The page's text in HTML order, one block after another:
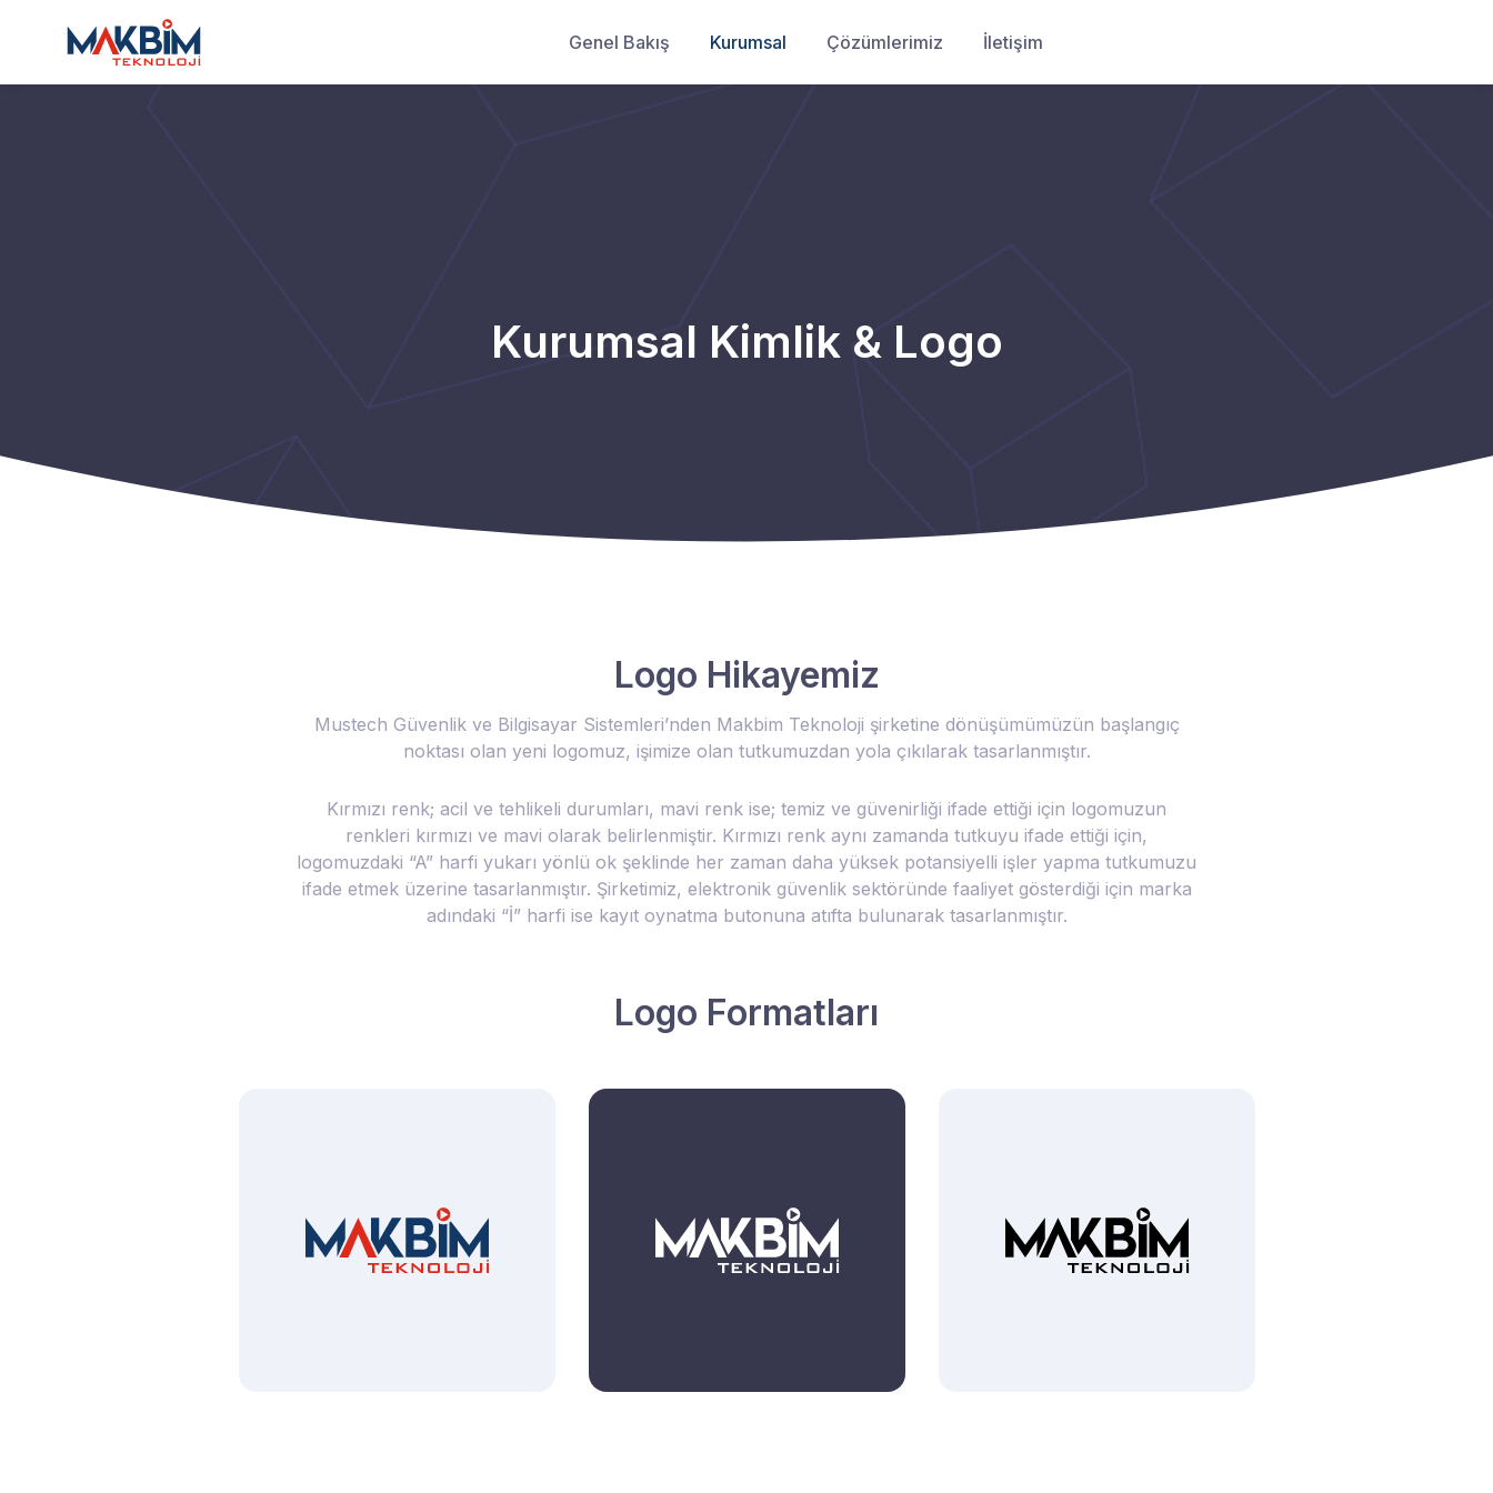
Genel Bakış Kurumsal Çözümlerimiz İletişim
Kurumsal Kimlik & Logo
Logo Hikayemiz
Mustech Güvenlik ve Bilgisayar Sistemleri’nden Makbim Teknoloji şirketine dönüşümümüzün başlangıç
noktası olan yeni logomuz, işimize olan tutkumuzdan yola çıkılarak tasarlanmıştır.
Kırmızı renk; acil ve tehlikeli durumları, mavi renk ise; temiz ve güvenirliği ifade ettiği için logomuzun
renkleri kırmızı ve mavi olarak belirlenmiştir. Kırmızı renk aynı zamanda tutkuyu ifade ettiği için,
logomuzdaki “A” harfi yukarı yönlü ok şeklinde her zaman daha yüksek potansiyelli işler yapma tutkumuzu
ifade etmek üzerine tasarlanmıştır. Şirketimiz, elektronik güvenlik sektöründe faaliyet gösterdiği için marka
adındaki “İ” harfi ise kayıt oynatma butonuna atıfta bulunarak tasarlanmıştır.
Logo Formatları